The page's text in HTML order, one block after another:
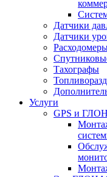
Датчики
Датчики
Тахографы
Услуги
GPS и